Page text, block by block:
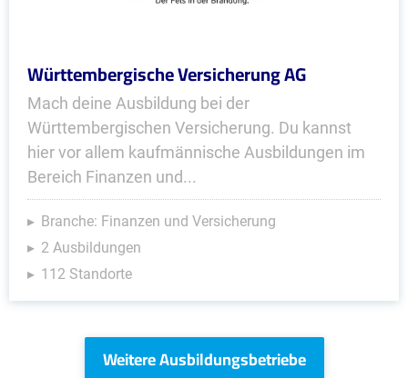
Württembergische Versicherung AG
Mach deine Ausbildung bei der
Württembergischen Versicherung. Du kannst
hier vor allem kaufmännische Ausbildungen im
Bereich Finanzen und...
Branche: Finanzen und Versicherung
2 Ausbildungen
112 Standorte
Weitere Ausbildungsbetriebe